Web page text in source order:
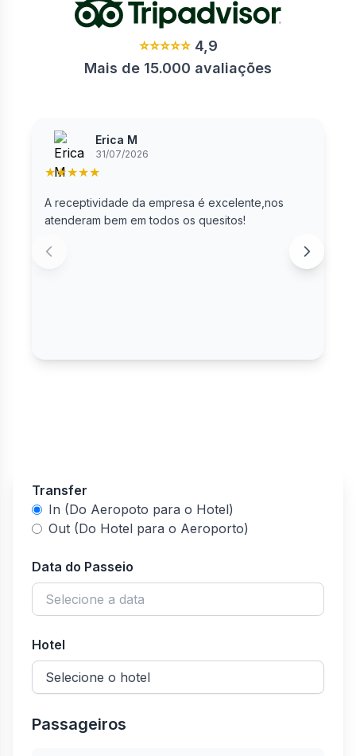
⭐⭐⭐⭐⭐4,9
Mais de 15.000 avaliações
Erica M
31/07/2026
★★★★★
A receptividade da empresa é excelente,nos
atenderam bem em todos os quesitos!
Transfer
In (Do Aeropoto para o Hotel)
Out (Do Hotel para o Aeroporto)
Data do Passeio
Hotel
Passageiros